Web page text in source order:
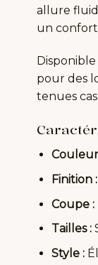
allure
un
Disponible
pour des
tenues
Finition :
Coupe :
Tailles :
Style :